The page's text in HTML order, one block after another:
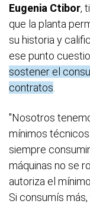
Eugenia Ctibor,
que la planta
su historia y
ese punto
sostener el
contratos
"Nosotros
mínimos
siempre
máquinas no se
autoriza el
Si consumís